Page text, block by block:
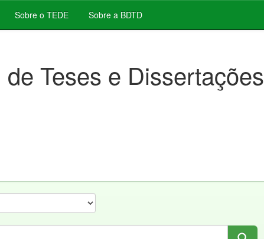
Sobre o TEDE Sobre a BDTD
Teses e Dissertações